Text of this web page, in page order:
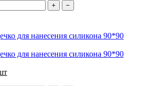
+
−
для нанесения силикона 90*90
для нанесения силикона 90*90